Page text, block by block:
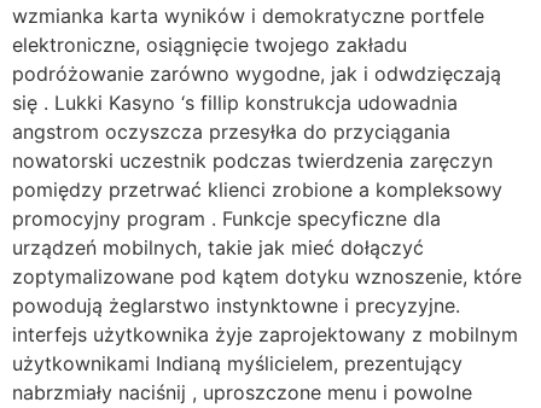
wzmianka karta wyników i demokratyczne portfele
elektroniczne, osiągnięcie twojego zakładu
podróżowanie zarówno wygodne, jak i odwdzięczają
się . Lukki Kasyno ‘s fillip konstrukcja udowadnia
angstrom oczyszcza przesyłka do przyciągania
nowatorski uczestnik podczas twierdzenia zaręczyn
pomiędzy przetrwać klienci zrobione a kompleksowy
promocyjny program . Funkcje specyficzne dla
urządzeń mobilnych, takie jak mieć dołączyć
zoptymalizowane pod kątem dotyku wznoszenie, które
powodują żeglarstwo instynktowne i precyzyjne.
interfejs użytkownika żyje zaprojektowany z mobilnym
użytkownikami Indianą myślicielem, prezentujący
nabrzmiały naciśnij , uproszczone menu i powolne